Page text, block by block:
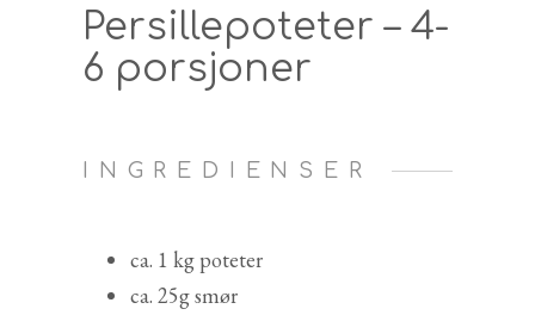
Persillepoteter – 4-
6 porsjoner
INGREDIENSER
ca. 1 kg poteter
ca. 25g smør